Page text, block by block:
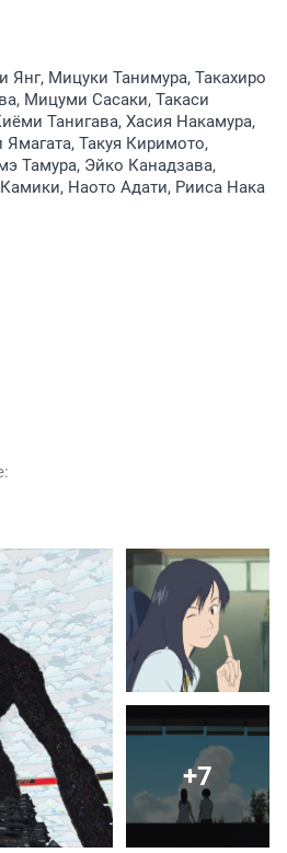
Янг, Мицуки Танимура, Такахиро
Мицуми Сасаки, Такаси
Танигава, Хасия Накамура,
Такуя Киримото,
Тамура, Эйко Канадзава,
Наото Адати, Рииса Нака
+7